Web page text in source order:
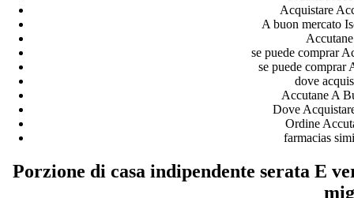
Acquistare
A buon mercato
se puede comprar
se puede comprar
dove
Accutane A
Dove
Ordine
farmacias
Porzione di casa indipendente serata E